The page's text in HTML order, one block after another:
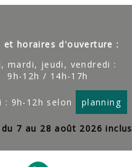
et horaires d'ouverture :
mardi, jeudi, vendredi :
9h-12h / 14h-17h
: 9h-12h selon planning
du 7 au 28 août 2026 inclus